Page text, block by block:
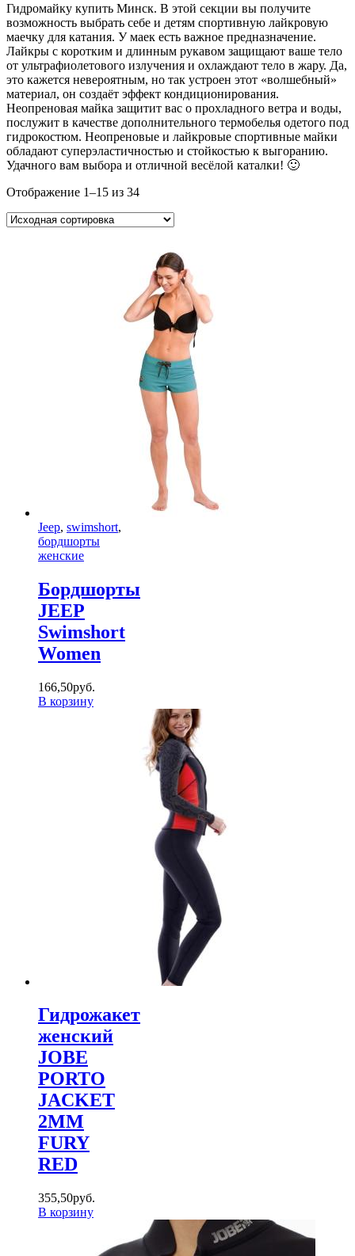
Гидромайку купить Минск. В этой секции вы получите
возможность выбрать себе и детям спортивную лайкровую
маечку для катания. У маек есть важное предназначение.
Лайкры с коротким и длинным рукавом защищают ваше тело
от ультрафиолетового излучения и охлаждают тело в жару. Да,
это кажется невероятным, но так устроен этот «волшебный»
материал, он создаёт эффект кондиционирования.
Неопреновая майка защитит вас о прохладного ветра и воды,
послужит в качестве дополнительного термобелья одетого под
гидрокостюм. Неопреновые и лайкровые спортивные майки
обладают суперэластичностью и стойкостью к выгоранию.
Удачного вам выбора и отличной весёлой каталки! 🙂
Отображение 1–15 из 34
Jeep, swimshort,
бордшорты
женские
Бордшорты
JEEP
Swimshort
Women
166,50руб.
В корзину
Гидрожакет
женский
JOBE
PORTO
JACKET
2MM
FURY
RED
355,50руб.
В корзину